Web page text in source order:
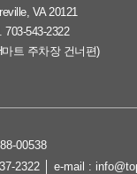
VA 20121
703-543-2322
트 주차장 건너편)
00538
2322 │ e-mail :